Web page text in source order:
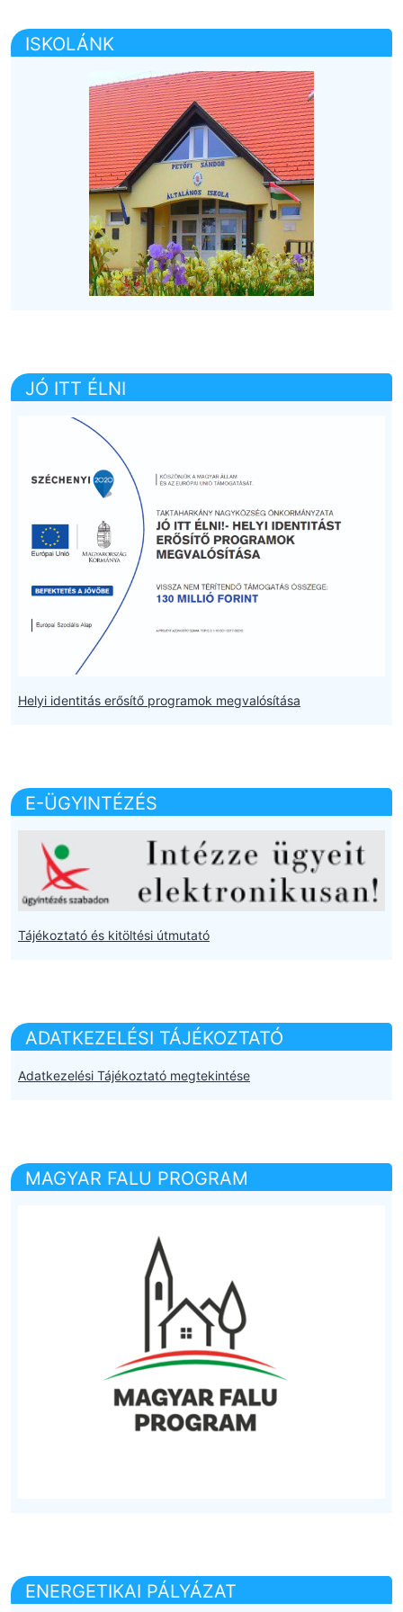
ISKOLÁNK
JÓ ITT ÉLNI
Helyi identitás erősítő programok megvalósítása
E-ÜGYINTÉZÉS
Tájékoztató és kitöltési útmutató
ADATKEZELÉSI TÁJÉKOZTATÓ
Adatkezelési Tájékoztató megtekintése
MAGYAR FALU PROGRAM
ENERGETIKAI PÁLYÁZAT